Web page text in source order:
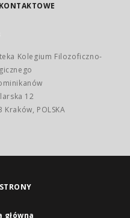
Kolegium Filozoficzno-
12
Kraków, POLSKA
główna